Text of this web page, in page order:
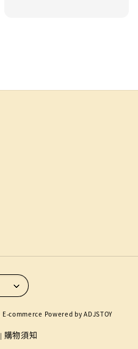
commerce Powered by ADJSTOY
| 購物須知